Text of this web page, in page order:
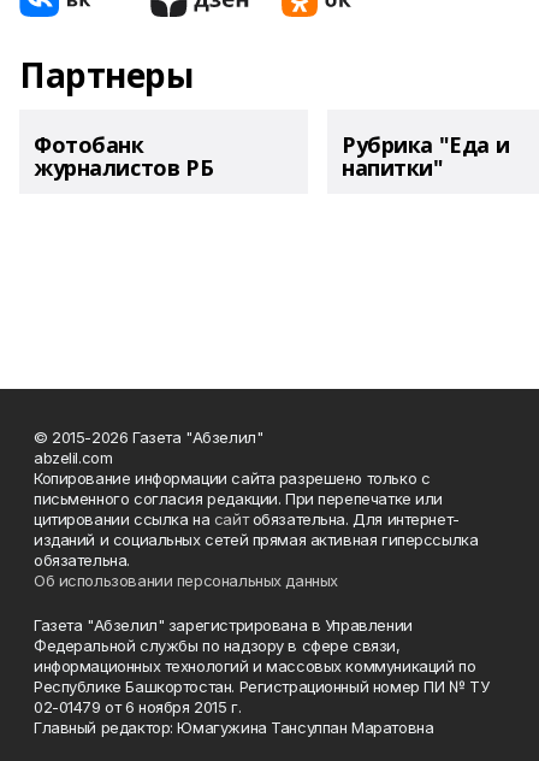
Партнеры
Фотобанк
журналистов РБ
Рубрика "Еда и
напитки"
© 2015-2026 Газета "Абзелил"
abzelil.com
Копирование информации сайта разрешено только с
письменного согласия редакции. При перепечатке или
цитировании ссылка на сайтобязательна. Для интернет-
изданий и социальных сетей прямая активная гиперссылка
обязательна.
Об использовании персональных данных
Газета "Абзелил" зарегистрирована в Управлении
Федеральной службы по надзору в сфере связи,
информационных технологий и массовых коммуникаций по
Республике Башкортостан. Регистрационный номер ПИ № ТУ
02-01479 от 6 ноября 2015 г.
Главный редактор: Юмагужина Тансулпан Маратовна